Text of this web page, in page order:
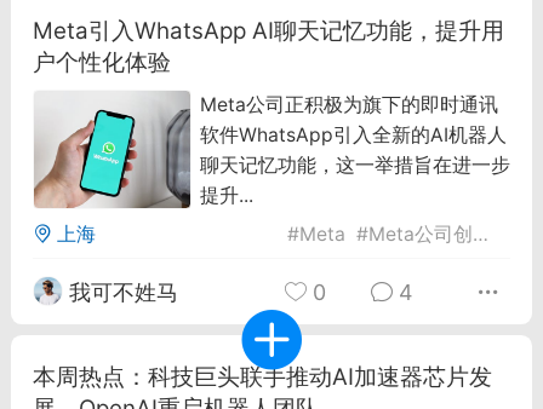
聚合API
者怎么接入Claude Opus 5 ？智创聚合
调用
Opus 5 已在 Claude、Claude
API，以及 Amazon Web
Max 的新默认模型，并成为
注接入效率、调用成本和企业报销流程
Meta引入WhatsApp AI聊天记忆功能，提升用
户个性化体验
Meta公司正积极为旗下的即时通讯
软件WhatsApp引入全新的AI机器人
聊天记忆功能，这一举措旨在进一步
提升...
上海
#Meta #Meta公司创新技术
我可不姓马 0 4
本周热点：科技巨头联手推动AI加速器芯片发